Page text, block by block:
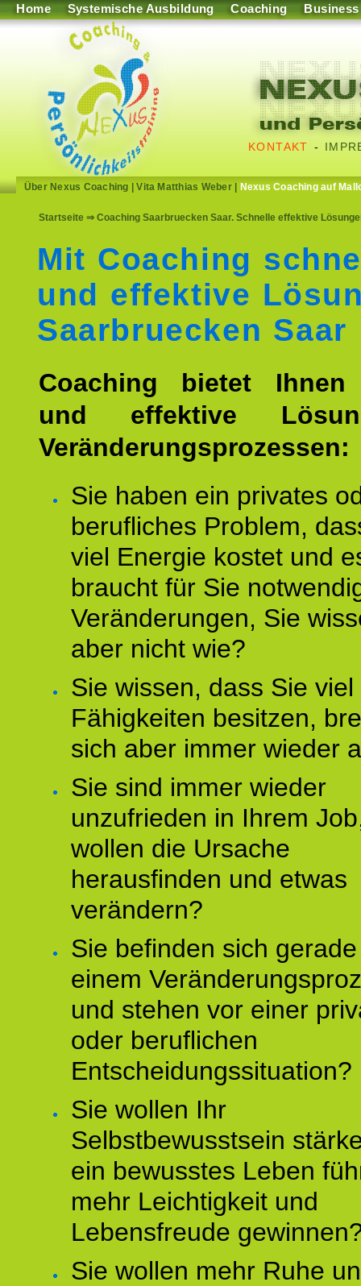
Home Systemische Ausbildung Coaching Business
KONTAKT -
Über Nexus Coaching |Vita Matthias Weber| Nexus Coaching auf
Startseite ⇒ Coaching Saarbruecken Saar. Schnelle effektive
Mit Coaching
und effektive
Saarbruecken Saar
Coaching bietet Ihnen
und effektive
Veränderungsprozessen:
Sie haben ein privates
berufliches Problem,
viel Energie kostet und
braucht für Sie
Veränderungen, Sie
aber nicht wie?
Sie wissen, dass Sie
Fähigkeiten besitzen,
sich aber immer wieder
Sie sind immer wieder
unzufrieden in Ihrem
wollen die Ursache
herausfinden und etwas
verändern?
Sie befinden sich
einem
und stehen vor einer
oder beruflichen
Entscheidungssituation?
Sie wollen Ihr
Selbstbewusstsein
ein bewusstes Leben
mehr Leichtigkeit und
Lebensfreude
Sie wollen mehr Ruhe